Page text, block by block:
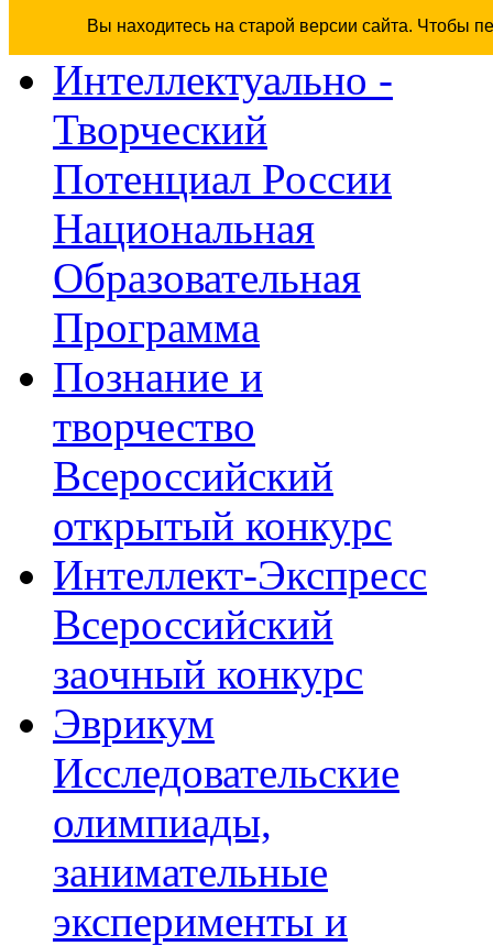
Вы находитесь на старой версии сайта. Чтобы
Интеллектуально -
Творческий
Потенциал России
Национальная
Образовательная
Программа
Познание и
творчество
Всероссийский
открытый конкурс
Интеллект-Экспресс
Всероссийский
заочный конкурс
Эврикум
Исследовательские
олимпиады,
занимательные
эксперименты и